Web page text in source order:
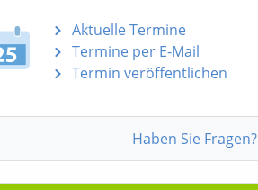
Aktuelle Termine
Termine per E-Mail
Termin veröffentlichen
Haben Sie Fragen?